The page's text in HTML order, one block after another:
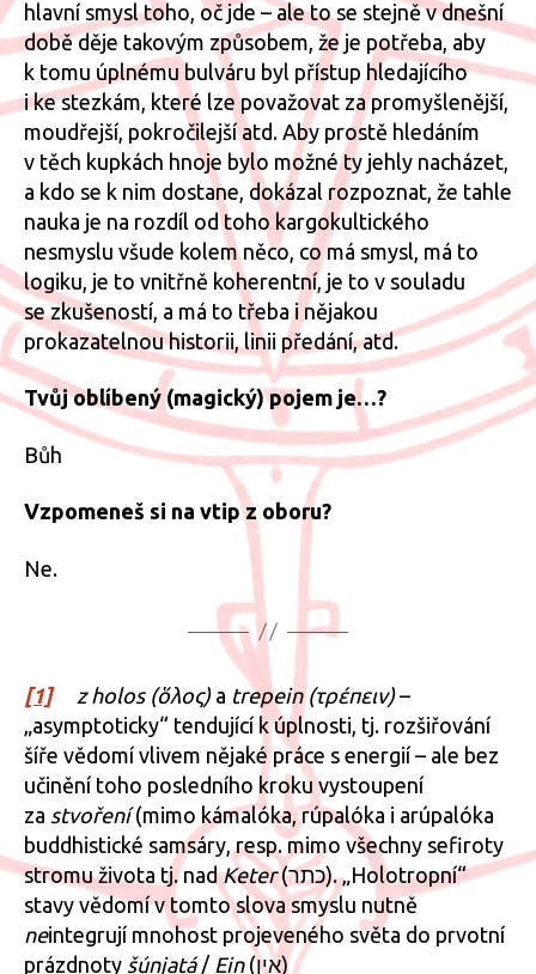
hlavní smysl toho, oč jde – ale to se stejně v dnešní
době děje takovým způsobem, že je potřeba, aby
k tomu úplnému bulváru byl přístup hledajícího
i ke stezkám, které lze považovat za promyšlenější,
moudřejší, pokročilejší atd. Aby prostě hledáním
v těch kupkách hnoje bylo možné ty jehly nacházet,
a kdo se k nim dostane, dokázal rozpoznat, že tahle
nauka je na rozdíl od toho kargokultického
nesmyslu všude kolem něco, co má smysl, má to
logiku, je to vnitřně koherentní, je to v souladu
se zkušeností, a má to třeba i nějakou
prokazatelnou historii, linii předání, atd.
Tvůj oblíbený (magický) pojem je…?
Bůh
Vzpomeneš si na vtip z oboru?
Ne.
[1]z holos (ὅλος)a trepein (τρέπειν)–
„asymptoticky“ tendující k úplnosti, tj. rozšiřování
šíře vědomí vlivem nějaké práce s energií – ale bez
učinění toho posledního kroku vystoupení
za stvoření(mimo kámalóka, rúpalóka i arúpalóka
buddhistické samsáry, resp. mimo všechny sefiroty
stromu života tj. nadKeter(כתר). „Holotropní“
stavy vědomí v tomto slova smyslu nutně
neintegrují mnohost projeveného světa do prvotní
prázdnoty šúnjatá/ Ein (אין)